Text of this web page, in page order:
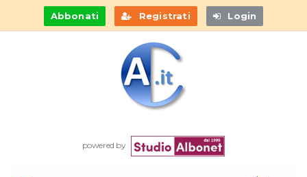
Abbonati Registrati Login
powered by